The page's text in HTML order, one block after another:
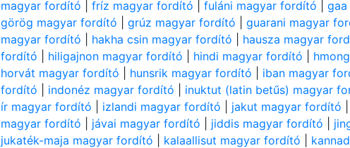
magyar fordító |fríz magyar fordító |fuláni magyar fordító |
görög magyar fordító |grúz magyar fordító |guarani magyar
magyar fordító
hakha csin magyar fordító hausza magyar
fordító
hiligajnon magyar fordító hindi magyar fordító
horvát magyar fordító
hunsrik magyar fordító iban magyar
fordító
indonéz magyar fordító inuktut (latin betűs) magyar
ír magyar fordító
izlandi magyar fordító jakut magyar fordító
magyar fordító
jávai magyar fordító jiddis magyar fordító
jukaték-maja magyar fordító
kalaallisut magyar fordító